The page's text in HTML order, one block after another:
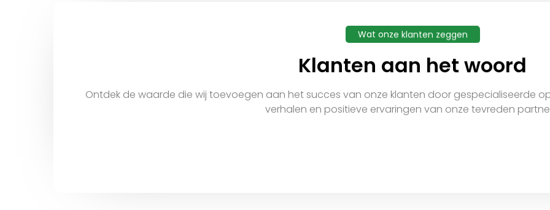
Wat onze klanten zeggen
Klanten aan het woord
Ontdek de waarde die wij toevoegen aan het succes van onze klanten door gespecialiseerde
verhalen en positieve ervaringen van onze tevreden